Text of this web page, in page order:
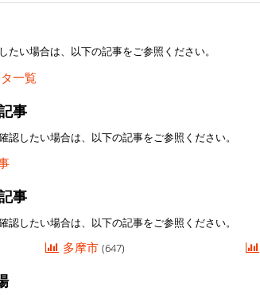
い場合は、以下の記事をご参照ください。
一覧
事
したい場合は、以下の記事をご参照ください。
事
したい場合は、以下の記事をご参照ください。
多摩市 (647)